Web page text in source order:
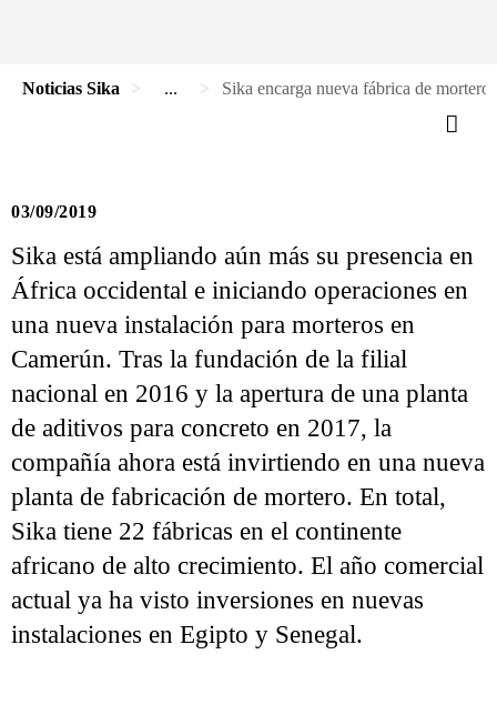
Noticias Sika ... Sika encarga nueva fábrica de mortero
03/09/2019
Sika está ampliando aún más su presencia en
África occidental e iniciando operaciones en
una nueva instalación para morteros en
Camerún. Tras la fundación de la filial
nacional en 2016 y la apertura de una planta
de aditivos para concreto en 2017, la
compañía ahora está invirtiendo en una nueva
planta de fabricación de mortero. En total,
Sika tiene 22 fábricas en el continente
africano de alto crecimiento. El año comercial
actual ya ha visto inversiones en nuevas
instalaciones en Egipto y Senegal.